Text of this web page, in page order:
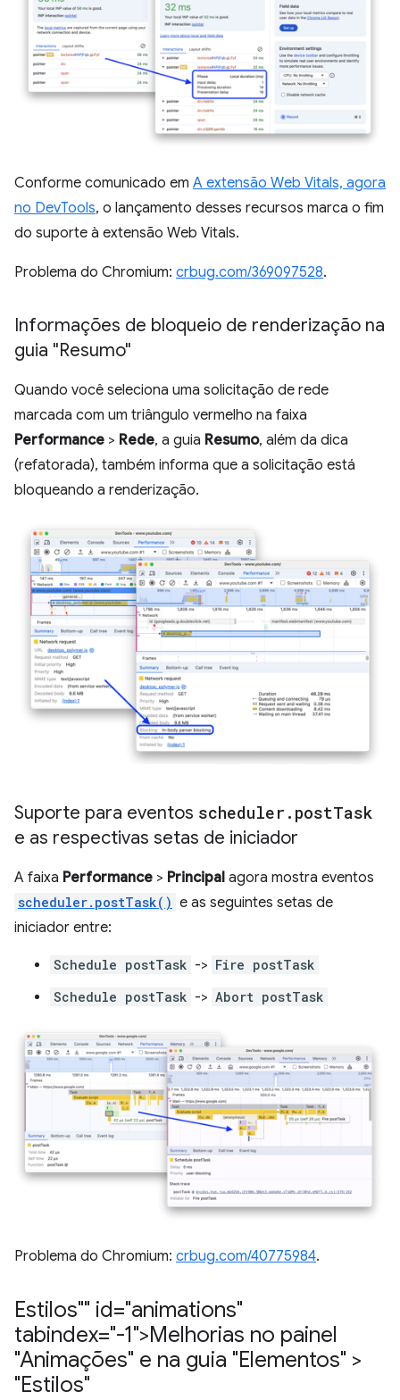
Conforme comunicado em A extensão Web Vitals, agora
no DevTools, o lançamento desses recursos marca o fim
do suporte à extensão Web Vitals.
Problema do Chromium: crbug.com/369097528.
Informações de bloqueio de renderização na
guia "Resumo"
Quando você seleciona uma solicitação de rede
marcada com um triângulo vermelho na faixa
Performance > Rede, a guia Resumo, além da dica
(refatorada), também informa que a solicitação está
bloqueando a renderização.
Suporte para eventos scheduler . postTask
e as respectivas setas de iniciador
A faixa Performance > Principal agora mostra eventos
scheduler.postTask() e as seguintes setas de
iniciador entre:
Schedule postTask -> Fire postTask
Schedule postTask -> Abort postTask
Problema do Chromium: crbug.com/40775984.
Estilos"" id="animations"
tabindex="-1">Melhorias no painel
"Animações" e na guia "Elementos" >
"Estilos"